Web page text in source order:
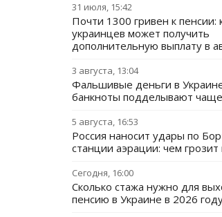
31 июля, 15:42
Почти 1300 гривен к пенсии:
украинцев может получить
дополнительную выплату в
3 августа, 13:04
Фальшивые деньги в
банкноты подделывают чаще
5 августа, 16:53
Россия наносит удары по
станции аэрации: чем
Сегодня, 16:00
Сколько стажа нужно для
пенсию в Украине в 2026